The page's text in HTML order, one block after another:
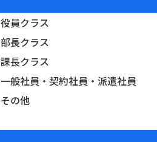
役員クラス
部長クラス
課長クラス
一般社員・契約社員・派遣社員
その他